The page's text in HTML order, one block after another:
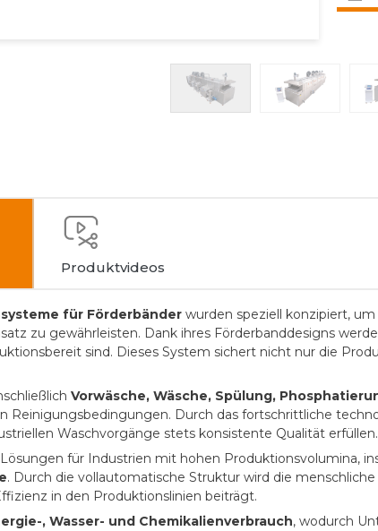
Produktvideos
für Förderbänder wurden speziell konzipiert,
zu gewährleisten. Dank ihres Förderbanddesigns
sind. Dieses System sichert nicht nur die
Vorwäsche, Wäsche, Spülung,
Reinigungsbedingungen. Durch das fortschrittliche
Waschvorgänge stets konsistente Qualität erfüllen.
für Industrien mit hohen Produktionsvolumina,
. Durch die vollautomatische Struktur wird die
in den Produktionslinien beiträgt.
, Wasser- und Chemikalienverbrauch, wodurch